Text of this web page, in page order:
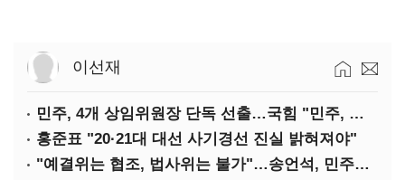
이선재
민주, 4개 상임위원장 단독 선출…국힘 "민주, 협치 무너뜨려"
홍준표 "20·21대 대선 사기경선 진실 밝혀져야"
"예결위는 협조, 법사위는 불가"…송언석, 민주당 압박